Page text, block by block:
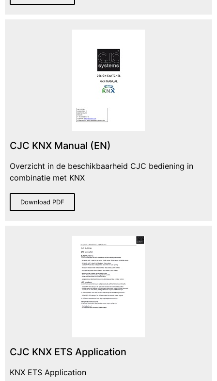
CJC KNX Manual (EN)
Overzicht in de beschikbaarheid CJC bediening in
combinatie met KNX
Download PDF
CJC KNX ETS Application
KNX ETS Application